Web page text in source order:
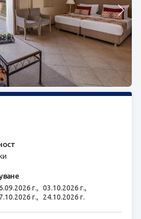
ЗАПИТВАНЕ
г., 03.10.2026 г.,
г., 24.10.2026 г.